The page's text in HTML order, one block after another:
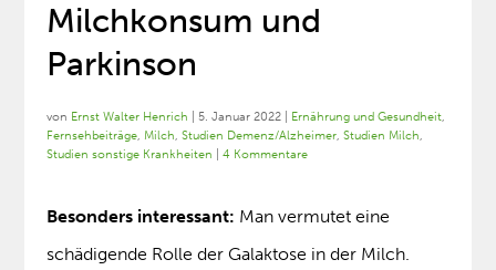
Milchkonsum und
Parkinson
von Ernst Walter Henrich |5. Januar 2022 Ernährung und Gesundheit,
Fernsehbeiträge, Milch,Studien Demenz/Alzheimer,Studien Milch,
Studien sonstige Krankheiten
|4 Kommentare
Besonders interessant: Man vermutet eine
schädigende Rolle der Galaktose in der Milch.